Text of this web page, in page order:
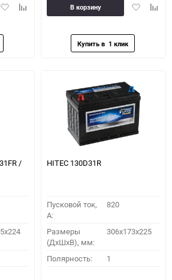
ДобавитьДобавить
Добавить
В корзину
/
HITEC 130D31R
Пусковой ток,
A:
820
Размеры
(ДхШхВ), мм:
306x173x225
Полярность: 1